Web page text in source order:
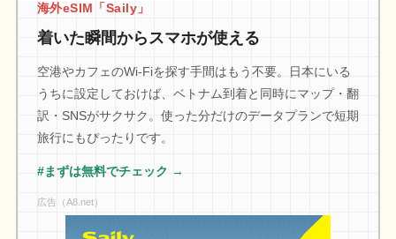
海外eSIM「Saily」
着いた瞬間からスマホが使える
空港やカフェのWi-Fiを探す手間はもう不要。日本にいる
うちに設定しておけば、ベトナム到着と同時にマップ・翻
訳・SNSがサクサク。使った分だけのデータプランで短期
旅行にもぴったりです。
#まずは無料でチェック →
広告（A8.net）